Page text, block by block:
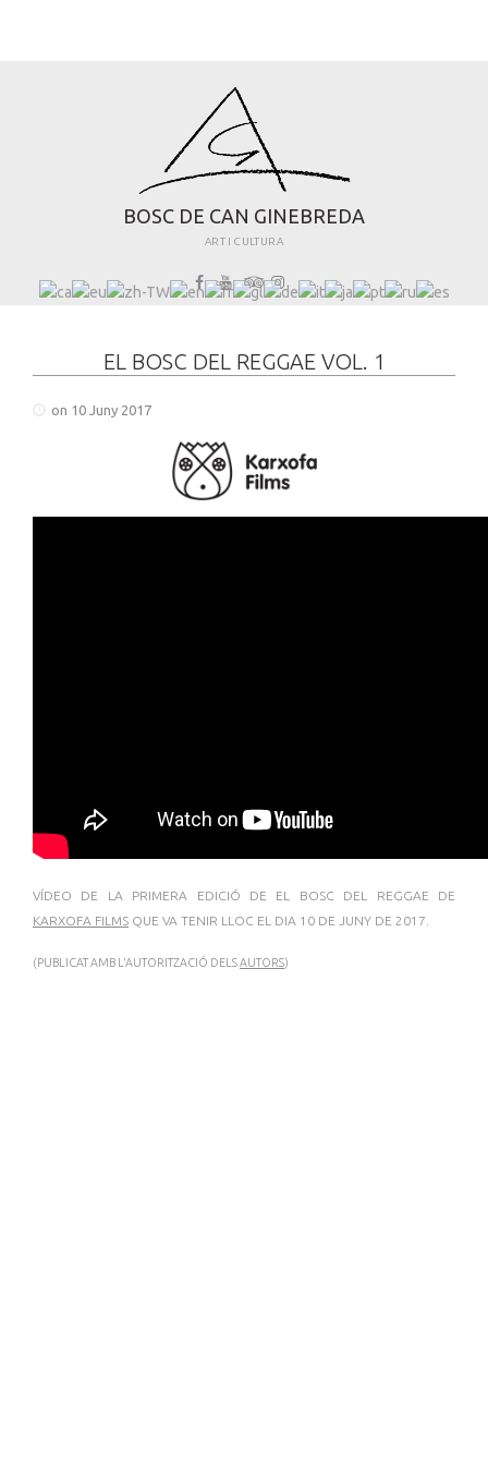
BOSC DE CAN GIN EBREDA
ART I CULTURA
EL BOSC DEL REGGAE VOL. 1
on 10 Juny 2017
VÍDEO DE LA PRIMERA EDICIÓ DE EL BOSC DEL REGGAE DE
KARXOFA FILMS QUE VA TENIR LLOC EL DIA 10 DE JUNY DE 2017.
(PUBLICAT AMB L'AUTORITZACIÓ DELSAUTORS)